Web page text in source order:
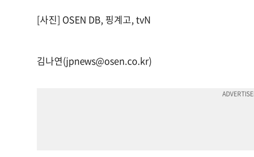
[사진] OSEN DB, 핑계고, tvN
김나연(jpnews@osen.co.kr)